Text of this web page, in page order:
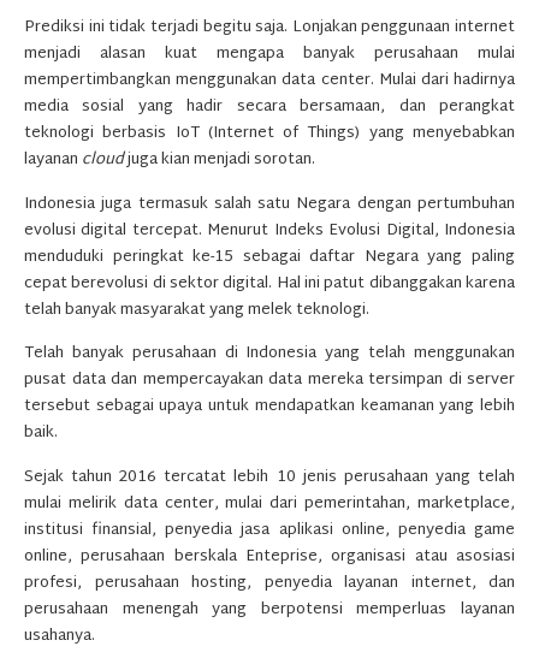
Prediksi ini tidak terjadi begitu saja. Lonjakan penggunaan internet
menjadi alasan kuat mengapa banyak perusahaan mulai
mempertimbangkan menggunakan data center. Mulai dari hadirnya
media sosial yang hadir secara bersamaan, dan perangkat
teknologi berbasis IoT (Internet of Things) yang menyebabkan
layanan cloudjuga kian menjadi sorotan.
Indonesia juga termasuk salah satu Negara dengan pertumbuhan
evolusi digital tercepat. Menurut Indeks Evolusi Digital, Indonesia
menduduki peringkat ke-15 sebagai daftar Negara yang paling
cepat berevolusi di sektor digital. Hal ini patut dibanggakan karena
telah banyak masyarakat yang melek teknologi.
Telah banyak perusahaan di Indonesia yang telah menggunakan
pusat data dan mempercayakan data mereka tersimpan di server
tersebut sebagai upaya untuk mendapatkan keamanan yang lebih
baik.
Sejak tahun 2016 tercatat lebih 10 jenis perusahaan yang telah
mulai melirik data center, mulai dari pemerintahan, marketplace,
institusi finansial, penyedia jasa aplikasi online, penyedia game
online, perusahaan berskala Enteprise, organisasi atau asosiasi
profesi, perusahaan hosting, penyedia layanan internet, dan
perusahaan menengah yang berpotensi memperluas layanan
usahanya.